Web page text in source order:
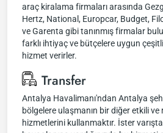
araç kiralama firmaları arasında
Hertz, National, Europcar, Budget,
ve Garenta gibi tanınmış firmalar
farklı ihtiyaç ve bütçelere uygun
hizmet verirler.
Transfer
Antalya Havalimanı'ndan Antalya
bölgelere ulaşmanın bir diğer etkili
hizmetlerini kullanmaktır. İster